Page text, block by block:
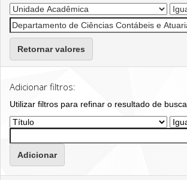
Retornar valores
Adicionar filtros:
Utilizar filtros para refinar o resultado de busca.